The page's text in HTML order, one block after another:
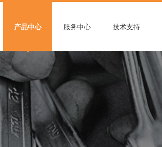
产品中心 服务中心 技术支持